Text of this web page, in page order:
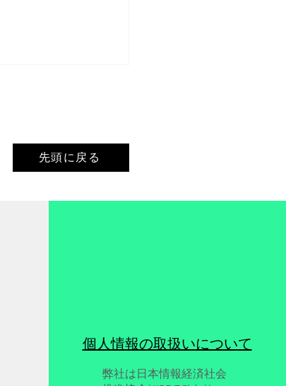
ンフェスタ2026
先頭に戻る
個人情報の取扱いについて
弊社は日本情報経済社会